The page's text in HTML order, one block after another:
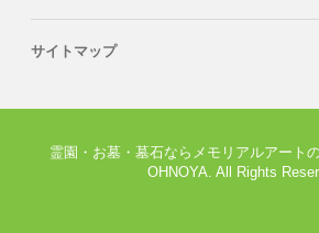
サイトマップ
霊園・お墓・墓石ならメモリアルアート
OHNOYA. All Rights